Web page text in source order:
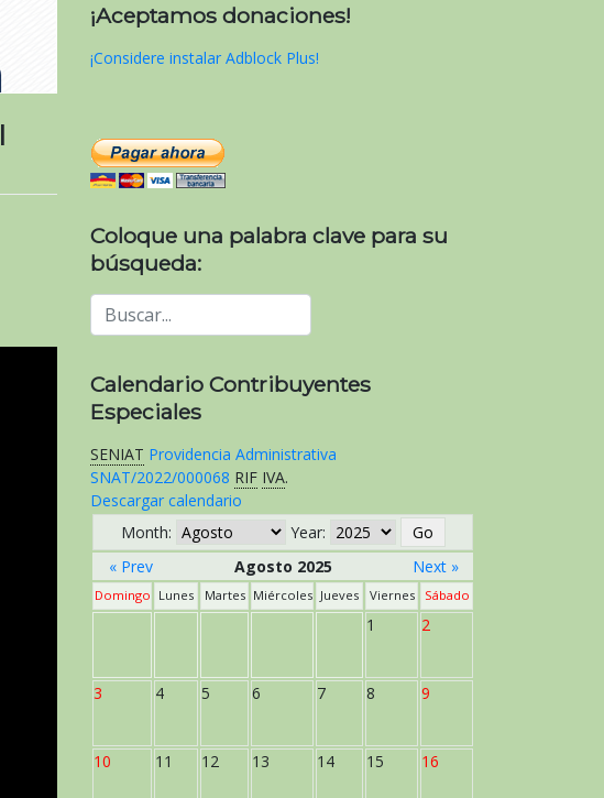
¡Aceptamos donaciones!
¡Considere instalar Adblock Plus!
Coloque una palabra clave para su
búsqueda:
Calendario Contribuyentes
Especiales
SENIAT Providencia Administrativa
SNAT/2022/000068 RIF IVA.
Descargar calendario
Month:
Year:
« Prev
Agosto 2025 Next »
Domingo Lunes Martes Miércoles Jueves Viernes Sábado
1 2
3 4 5 6 7 8 9
10 11 12 13 14 15 16